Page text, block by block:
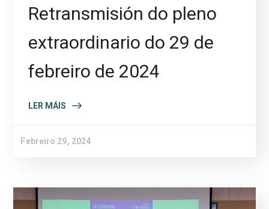
Retransmisión do pleno
extraordinario do 29 de
febreiro de 2024
LER MÁIS
Febreiro 29, 2024